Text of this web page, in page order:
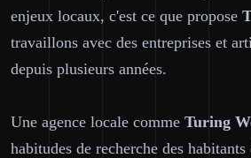
enjeux locaux, c'est ce que propose
travaillons avec des entreprises et
depuis plusieurs années.
Une agence locale comme Turing
habitudes de recherche des habitants